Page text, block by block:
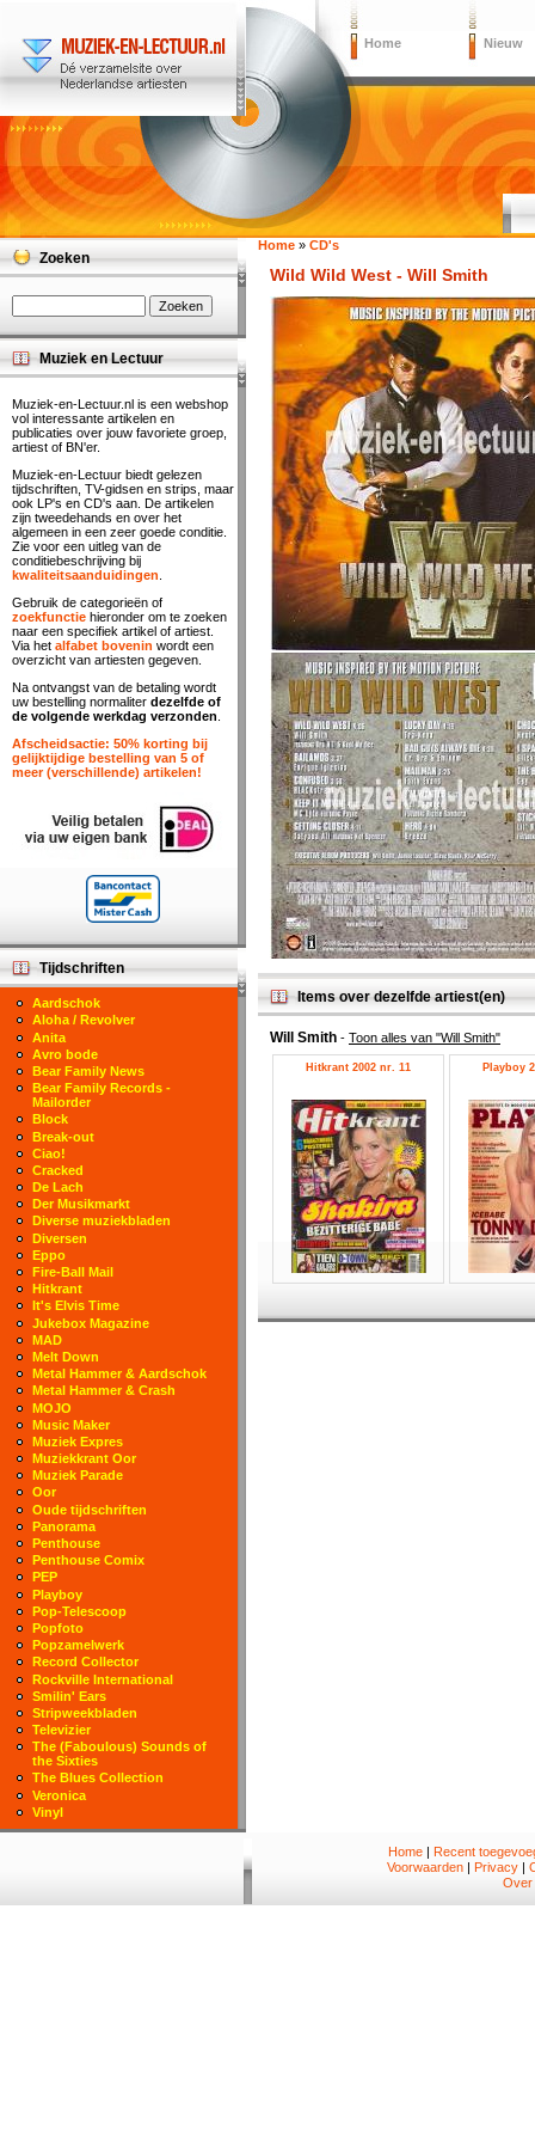
Home Nieuw
Home » CD's
Wild Wild West - Will Smith
Items over dezelfde artiest(en)
Will Smith - Toon alles van "Will Smith"
Hitkrant 2002 nr. 11 Playboy
Zoeken
Muziek en Lectuur
Muziek-en-Lectuur.nl is een webshop
vol interessante artikelen en
publicaties over jouw favoriete groep,
artiest of BN'er.
Muziek-en-Lectuur biedt gelezen
tijdschriften, TV-gidsen en strips, maar
ook LP's en CD's aan. De artikelen
zijn tweedehands en over het
algemeen in een zeer goede conditie.
Zie voor een uitleg van de
conditiebeschrijving bij
kwaliteitsaanduidingen
Gebruik de categorieën of
zoekfunctie hieronder om te zoeken
naar een specifiek artikel of artiest.
Via het alfabet bovenin wordt een
overzicht van artiesten gegeven.
Na ontvangst van de betaling wordt
uw bestelling normaliter dezelfde of
de volgende werkdag verzonden
Afscheidsactie: 50% korting bij
gelijktijdige bestelling van 5 of
meer (verschillende) artikelen!
Tijdschriften
Aardschok
Aloha / Revolver
Anita
Avro bode
Bear Family News
Bear Family Records -
Mailorder
Block
Break-out
Ciao!
Cracked
De Lach
Der Musikmarkt
Diverse muziekbladen
Diversen
Eppo
Fire-Ball Mail
Hitkrant
It's Elvis Time
Jukebox Magazine
MAD
Melt Down
Metal Hammer & Aardschok
Metal Hammer & Crash
MOJO
Music Maker
Muziek Expres
Muziekkrant Oor
Muziek Parade
Oor
Oude tijdschriften
Panorama
Penthouse
Penthouse Comix
PEP
Playboy
Pop-Telescoop
Popfoto
Popzamelwerk
Record Collector
Rockville International
Smilin' Ears
Stripweekbladen
Televizier
The (Faboulous) Sounds of
the Sixties
The Blues Collection
Veronica
Vinyl
Home| Recent
Voorwaarden | Privacy |
Over